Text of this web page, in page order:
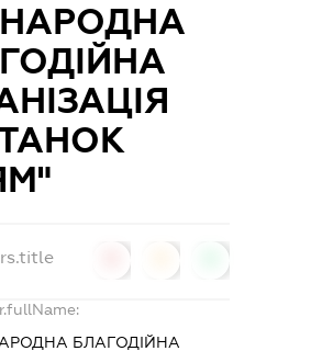
БЛАГОДІЙНА